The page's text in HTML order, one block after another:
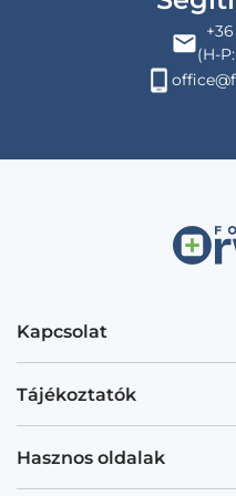
(H-
Kapcsolat
Tájékoztatók
Hasznos oldalak